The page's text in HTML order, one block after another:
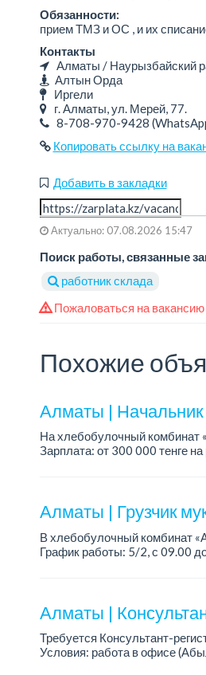
Обязанности:
прием ТМЗ и ОС , и их
Контакты
Алматы / Наурызбайский
Алтын Орда
Иргели
г. Алматы, ул. Мерей, 77.
8-708-970-9428
Копировать ссылку на
Добавить в закладки
Актуально: 07.08.2026 15:47
Поиск работы, связанные
работник склада
Пожаловаться на вакансию
Похожие
Алматы | Начальник
На хлебобулочный комбинат
Зарплата: от 300 000 тенге
Алматы | Грузчик
В хлебобулочный комбинат
График работы: 5/2, с 09.00
Алматы |
Требуется Консультант-
Условия: работа в офисе